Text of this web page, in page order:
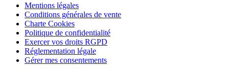
Mentions légales
Conditions générales de vente
Charte Cookies
Politique de confidentialité
Exercer vos droits RGPD
Réglementation légale
Gérer mes consentements